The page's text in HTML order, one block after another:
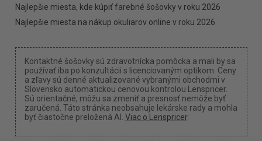
Najlepšie miesta, kde kúpiť farebné šošovky v roku 2026
Najlepšie miesta na nákup okuliarov online v roku 2026
Kontaktné šošovky sú zdravotnícka pomôcka a mali by sa
používať iba po konzultácii s licenciovaným optikom. Ceny
a zľavy sú denné aktualizované vybranými obchodmi v
Slovensko automatickou cenovou kontrolou Lenspricer.
Sú orientačné, môžu sa zmeniť a presnosť nemôže byť
zaručená. Táto stránka neobsahuje lekárske rady a mohla
byť čiastočne preložená AI. Viac o Lenspricer.